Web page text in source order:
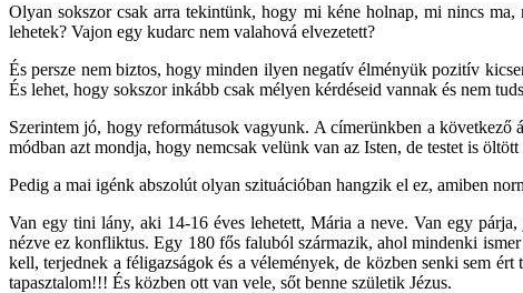
Olyan sokszor csak arra tekintünk, hogy mi kéne holnap, mi nincs
lehetek? Vajon egy kudarc nem valahová elvezetett?
És persze nem biztos, hogy minden ilyen negatív élményük pozitív
És lehet, hogy sokszor inkább csak mélyen kérdéseid vannak és nem
Szerintem jó, hogy reformátusok vagyunk. A címerünkben a
módban azt mondja, hogy nemcsak velünk van az Isten, de testet is
Pedig a mai igénk abszolút olyan szituációban hangzik el ez, amiben
Van egy tini lány, aki 14-16 éves lehetett, Mária a neve. Van egy
nézve ez konfliktus. Egy 180 fős faluból származik, ahol mindenki
kell, terjednek a féligazságok és a vélemények, de közben senki sem
tapasztalom!!! És közben ott van vele, sőt benne születik Jézus.